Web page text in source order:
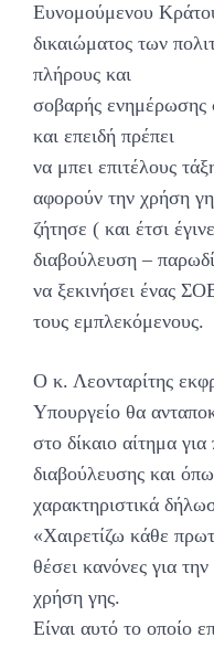
Ευνομούμενου
δικαιώματος των
πλήρους και
σοβαρής ενημέρωσης
και επειδή πρέπει
να μπει επιτέλους
αφορούν την χρήση
ζήτησε ( και έτσι
διαβούλευση –
να ξεκινήσει ένας
τους εμπλεκόμενους.
Ο κ. Λεονταρίτης
Υπουργείο θα
στο δίκαιο αίτημα
διαβούλευσης και
χαρακτηριστικά
«Χαιρετίζω κάθε
θέσει κανόνες για την
χρήση γης.
Είναι αυτό το οποίο